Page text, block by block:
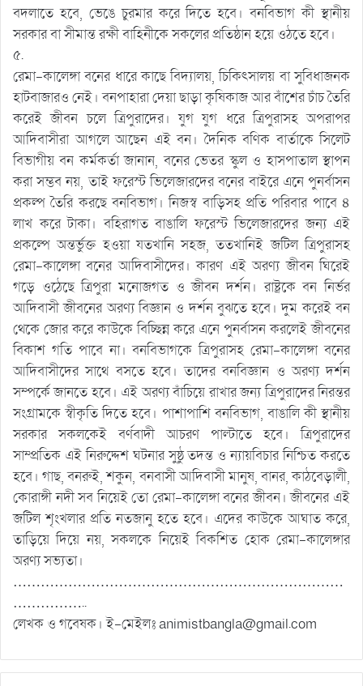
বদলাতে হবে, ভেঙে চুরমার করে দিতে হবে। বনবিভাগ কী স্থানীয়
সরকার বা সীমান্ত রক্ষী বাহিনীকে সকলের প্রতিষ্ঠান হয়ে ওঠতে হবে।
৫.
রেমা-কালেঙ্গা বনের ধারে কাছে বিদ্যালয়, চিকিৎসালয় বা সুবিধাজনক
হাটবাজারও নেই। বনপাহারা দেয়া ছাড়া কৃষিকাজ আর বাঁশের চাঁচ তৈরি
করেই জীবন চলে ত্রিপুরাদের। যুগ যুগ ধরে ত্রিপুরাসহ অপরাপর
আদিবাসীরা আগলে আছেন এই বন। দৈনিক বণিক বার্তাকে সিলেট
বিভাগীয় বন কর্মকর্তা জানান, বনের ভেতর স্কুল ও হাসপাতাল স্থাপন
করা সম্ভব নয়, তাই ফরেস্ট ভিলেজারদের বনের বাইরে এনে পুনর্বাসন
প্রকল্প তৈরি করছে বনবিভাগ। নিজস্ব বাড়িসহ প্রতি পরিবার পাবে ৪
লাখ করে টাকা। বহিরাগত বাঙালি ফরেস্ট ভিলেজারদের জন্য এই
প্রকল্পে অন্তর্ভুক্ত হওয়া যতখানি সহজ, ততখানিই জটিল ত্রিপুরাসহ
রেমা-কালেঙ্গা বনের আদিবাসীদের। কারণ এই অরণ্য জীবন ঘিরেই
গড়ে ওঠেছে ত্রিপুরা মনোজগত ও জীবন দর্শন। রাষ্ট্রকে বন নির্ভর
আদিবাসী জীবনের অরণ্য বিজ্ঞান ও দর্শন বুঝতে হবে। দুম করেই বন
থেকে জোর করে কাউকে বিচ্ছিন্ন করে এনে পুনর্বাসন করলেই জীবনের
বিকাশ গতি পাবে না। বনবিভাগকে ত্রিপুরাসহ রেমা-কালেঙ্গা বনের
আদিবাসীদের সাথে বসতে হবে। তাদের বনবিজ্ঞান ও অরণ্য দর্শন
সম্পর্কে জানতে হবে। এই অরণ্য বাঁচিয়ে রাখার জন্য ত্রিপুরাদের নিরন্তর
সংগ্রামকে স্বীকৃতি দিতে হবে। পাশাপাশি বনবিভাগ, বাঙালি কী স্থানীয়
সরকার সকলকেই বর্ণবাদী আচরণ পাল্টাতে হবে। ত্রিপুরাদের
সাম্প্রতিক এই নিরুদ্দেশ ঘটনার সুষ্ঠু তদন্ত ও ন্যায়বিচার নিশ্চিত করতে
হবে। গাছ, বনরুই, শকুন, বনবাসী আদিবাসী মানুষ, বানর, কাঠবেড়ালী,
কোরাঙ্গী নদী সব নিয়েই তো রেমা-কালেঙ্গা বনের জীবন। জীবনের এই
জটিল শৃংখলার প্রতি নতজানু হতে হবে। এদের কাউকে আঘাত করে,
তাড়িয়ে দিয়ে নয়, সকলকে নিয়েই বিকশিত হোক রেমা-কালেঙ্গার
অরণ্য সভ্যতা।
………………………………………………………………
……………..
লেখক ও গবেষক। ই-মেইলঃ animistbangla@gmail.com